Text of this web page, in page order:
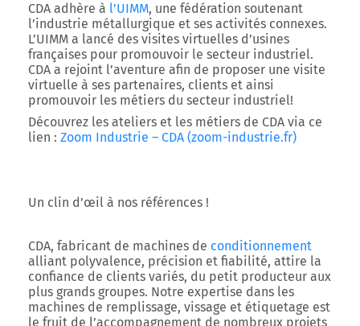
CDA adhère à l’UIMM, une fédération soutenant
l’industrie métallurgique et ses activités connexes.
L’UIMM a lancé des visites virtuelles d’usines
françaises pour promouvoir le secteur industriel.
CDA a rejoint l’aventure afin de proposer une visite
virtuelle à ses partenaires, clients et ainsi
promouvoir les métiers du secteur industriel!
Découvrez les ateliers et les métiers de CDA via ce
lien : Zoom Industrie – CDA (zoom-industrie.fr)
Un clin d’œil à nos références !
CDA, fabricant de machines de conditionnement
alliant polyvalence, précision et fiabilité, attire la
confiance de clients variés, du petit producteur aux
plus grands groupes. Notre expertise dans les
machines de remplissage, vissage et étiquetage est
le fruit de l’accompagnement de nombreux projets